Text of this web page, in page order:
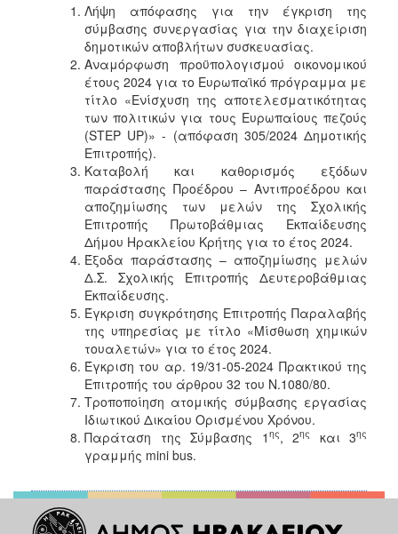
Λήψη απόφασης για την έγκριση της
σύμβασης συνεργασίας για την διαχείριση
δημοτικών αποβλήτων συσκευασίας.
Αναμόρφωση προϋπολογισμού οικονομικού
έτους 2024 για το Ευρωπαϊκό πρόγραμμα με
τίτλο «Ενίσχυση της αποτελεσματικότητας
των πολιτικών για τους Ευρωπαίους πεζούς
(STEP UP)» - (απόφαση 305/2024 Δημοτικής
Επιτροπής).
Καταβολή και καθορισμός εξόδων
παράστασης Προέδρου – Αντιπροέδρου και
αποζημίωσης των μελών της Σχολικής
Επιτροπής Πρωτοβάθμιας Εκπαίδευσης
Δήμου Ηρακλείου Κρήτης για το έτος 2024.
Έξοδα παράστασης – αποζημίωσης μελών
Δ.Σ. Σχολικής Επιτροπής Δευτεροβάθμιας
Εκπαίδευσης.
Έγκριση συγκρότησης Επιτροπής Παραλαβής
της υπηρεσίας με τίτλο «Μίσθωση χημικών
τουαλετών» για το έτος 2024.
Έγκριση του αρ. 19/31-05-2024 Πρακτικού της
Επιτροπής του άρθρου 32 του Ν.1080/80.
Τροποποίηση ατομικής σύμβασης εργασίας
Ιδιωτικού Δικαίου Ορισμένου Χρόνου.
Παράταση της Σύμβασης 1 ης, 2ης και 3ης
γραμμής mini bus.